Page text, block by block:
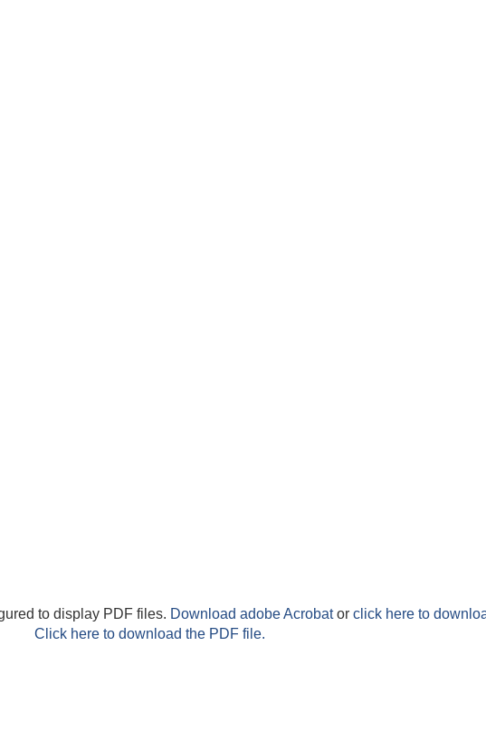
to display PDF files. Download adobe Acrobator click here to
Click here to download the PDF file.